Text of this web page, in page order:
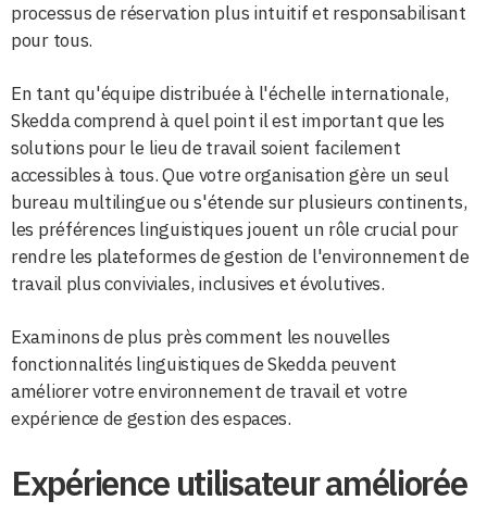
processus de réservation plus intuitif et responsabilisant
pour tous.
En tant qu'équipe distribuée à l'échelle internationale,
Skedda comprend à quel point il est important que les
solutions pour le lieu de travail soient facilement
accessibles à tous. Que votre organisation gère un seul
bureau multilingue ou s'étende sur plusieurs continents,
les préférences linguistiques jouent un rôle crucial pour
rendre les plateformes de gestion de l'environnement de
travail plus conviviales, inclusives et évolutives.
Examinons de plus près comment les nouvelles
fonctionnalités linguistiques de Skedda peuvent
améliorer votre environnement de travail et votre
expérience de gestion des espaces.
Expérience utilisateur améliorée